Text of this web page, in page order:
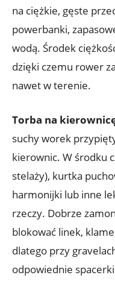
na ciężkie, gęste
powerbanki,
wodą. Środek
dzięki czemu rower
nawet w terenie.
Torba na
suchy worek
kierownic. W środku
stelaży), kurtka
harmonijki lub inne
rzeczy. Dobrze
blokować linek,
dlatego przy
odpowiednie